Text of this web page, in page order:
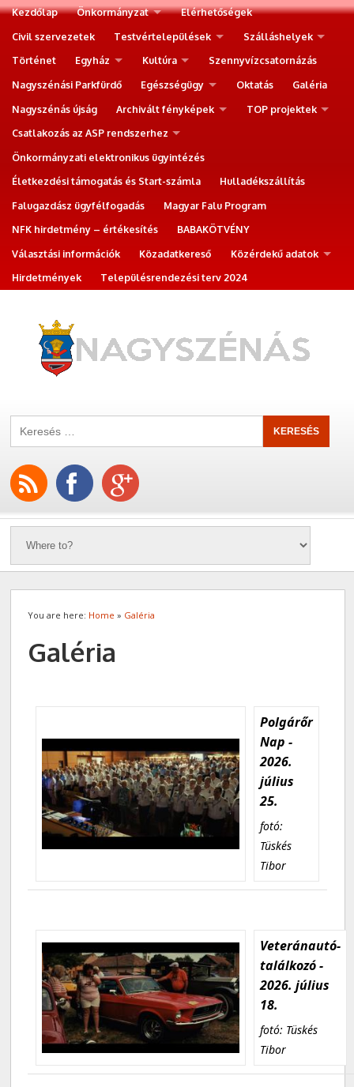
Kezdőlap Önkormányzat
Elérhetőségek
Civil szervezetek
Testvértelepülések
Szálláshelyek
Történet
Egyház Kultúra
Szennyvízcsatornázás
Nagyszénási Parkfürdő
Egészségügy Oktatás
Galéria
Nagyszénás újság
Archivált fényképek
TOP projektek
Csatlakozás az ASP rendszerhez
Önkormányzati elektronikus ügyintézés
Életkezdési támogatás és Start-számla
Hulladékszállítás
Falugazdász ügyfélfogadás
Magyar Falu Program
NFK hirdetmény – értékesítés
BABAKÖTVÉNY
Választási információk
Közadatkereső
Közérdekű adatok
Hirdetmények
Településrendezési terv 2024
You are here: Home » Galéria
Galéria
Polgárőr
Nap -
2026.
július
25.
fotó:
Tüskés
Tibor
Veteránautó-
találkozó -
2026. július
18.
fotó: Tüskés
Tibor